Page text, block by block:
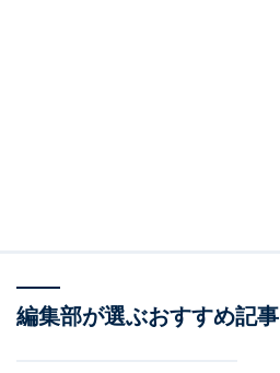
編集部が選ぶおすすめ記事